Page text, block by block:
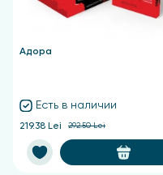
Адора
Есть в наличии
219.38 Lei 292.50 Lei